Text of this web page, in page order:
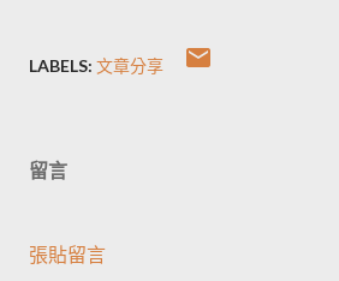
LABELS: 文章分享
留言
張貼留言